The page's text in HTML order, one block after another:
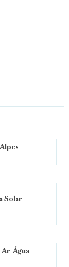
Solar
Água